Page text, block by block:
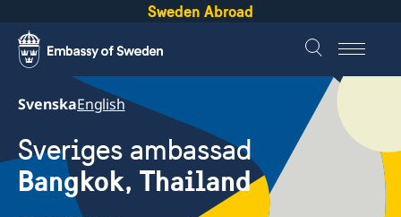
Sweden Abroad
SvenskaEnglish
Sveriges ambassad
Bangkok, Thailand